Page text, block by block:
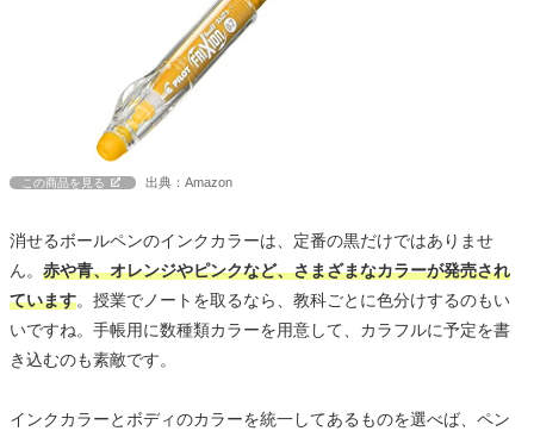
この商品を見る 出典：Amazon
消せるボールペンのインクカラーは、定番の黒だけではありませ
ん。 赤や青、オレンジやピンクなど、さまざまなカラーが発売され
ています。授業でノートを取るなら、教科ごとに色分けするのもい
いですね。手帳用に数種類カラーを用意して、カラフルに予定を書
き込むのも素敵です。
インクカラーとボディのカラーを統一してあるものを選べば、ペン